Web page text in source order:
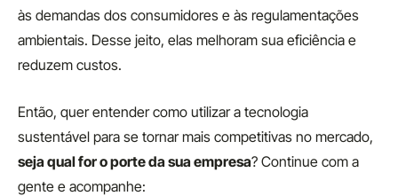
às demandas dos consumidores e às regulamentações
ambientais. Desse jeito, elas melhoram sua eficiência e
reduzem custos.
Então, quer entender como utilizar a tecnologia
sustentável para se tornar mais competitivas no mercado,
seja qual for o porte da sua empresa? Continue com a
gente e acompanhe: